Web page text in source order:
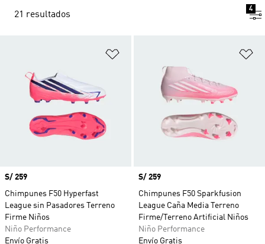
21 resultados
4
Precio
S/ 259
Chimpunes F50 Hyperfast
League sin Pasadores Terreno
Firme Niños
Niño Performance
Envío Gratis
Precio
S/ 259
Chimpunes F50 Sparkfusion
League Caña Media Terreno
Firme/Terreno Artificial Niños
Niño Performance
Envío Gratis